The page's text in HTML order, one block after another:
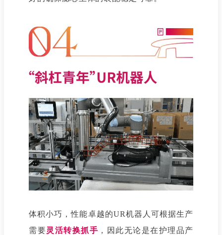
体积小巧，性能卓越的UR机器人可根据生产
需要灵活转换抓手 ，因此无论是在护理品产